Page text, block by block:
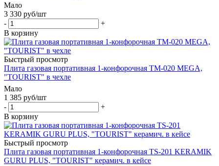
Мало
3 330 руб/шт
-
+
В корзину
Быстрый просмотр
Плита газовая портативная 1-конфорочная TM-020 MEGA,
"TOURIST" в чехле
Мало
1 385 руб/шт
-
+
В корзину
Быстрый просмотр
Плита газовая портативная 1-конфорочная TS-201 KERAMIK
GURU PLUS, "TOURIST" керамич. в кейсе